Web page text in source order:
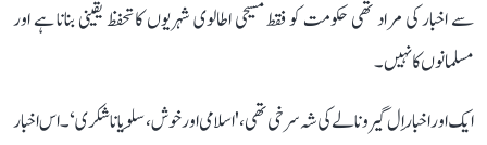
سے اخبار کی مراد تھی حکومت کو فقط مسیحی اطالوی شہریوں کا تحفظ یقینی بنانا ہے اور
مسلمانوں کا نہیں۔
ایک اور اخبار اِل گیرونالے کی شہ سرخی تھی، 'اسلامی اور خوش، سِلویا ناشکری‘۔ اس اخبار